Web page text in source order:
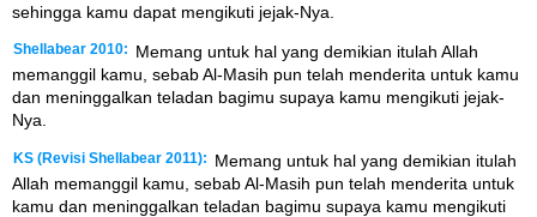
sehingga kamu dapat mengikuti jejak-Nya.
Shellabear 2010:
Memang untuk hal yang demikian itulah Allah
memanggil kamu, sebab Al-Masih pun telah menderita untuk kamu
dan meninggalkan teladan bagimu supaya kamu mengikuti jejak-
Nya.
KS (Revisi Shellabear 2011):
Memang untuk hal yang demikian itulah
Allah memanggil kamu, sebab Al-Masih pun telah menderita untuk
kamu dan meninggalkan teladan bagimu supaya kamu mengikuti